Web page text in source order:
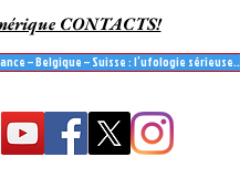
CONTACTS!
– Belgique – Suisse : l’ufologie